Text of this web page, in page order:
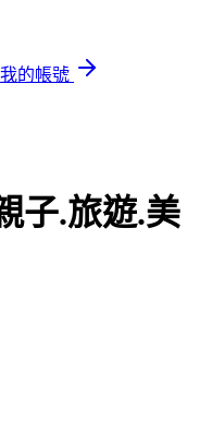
我的帳號
子.旅遊.美